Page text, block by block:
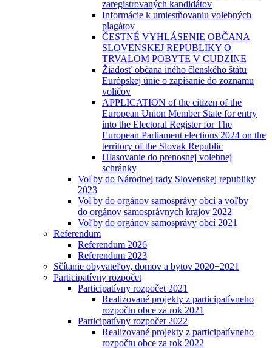
zaregistrovaných kandidátov
Informácie k umiestňovaniu volebných
plagátov
ČESTNÉ VYHLÁSENIE OBČANA
SLOVENSKEJ REPUBLIKY O
TRVALOM POBYTE V CUDZINE
Žiadosť občana iného členského štátu
Európskej únie o zapísanie do zoznamu
voličov
APPLICATION of the citizen of the
European Union Member State for entry
into the Electoral Register for The
European Parliament elections 2024 on the
territory of the Slovak Republic
Hlasovanie do prenosnej volebnej
schránky
Voľby do Národnej rady Slovenskej republiky
2023
Voľby do orgánov samosprávy obcí a voľby
do orgánov samosprávnych krajov 2022
Voľby do orgánov samosprávy obcí 2021
Referendum
Referendum 2026
Referendum 2023
Sčítanie obyvateľov, domov a bytov 2020+2021
Participatívny rozpočet
Participatívny rozpočet 2021
Realizované projekty z participatívneho
rozpočtu obce za rok 2021
Participatívny rozpočet 2022
Realizované projekty z participatívneho
rozpočtu obce za rok 2022